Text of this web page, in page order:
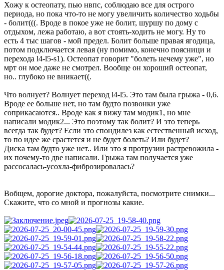
Хожу к остеопату, пью нвпс, соблюдаю все для острого
периода, но пока что-то не могу увеличить количество ходьбы
- болит(((. Вроде в покое уже не болит, шуршу по дому с
отдыхом, лежа работаю, а вот стоять-ходить не могу. Ну то
есть 4 тыс шагов - мой предел. Болит больше правая ягодица,
потом подключается левая (ну помимо, конечно поясници и
перехода l4-l5-s1). Остеопат говорит "болеть нечему уже", но
мрт он мое даже не смотрел. Вообще он хороший остеопат,
но.. глубоко не вникает((.
Что волнует? Волнует переход l4-l5. Это там была грыжа - 0,6.
Вроде ее больше нет, но там будто позвонки уже
соприкасаются.. Вроде как я вижу там модик1, но мне
написали модик2... Это поэтому так болит? И это теперь
всегда так будет? Если это спондилез как естественный исход,
то по идее же срастется и не будет болеть? Или будет?
Диска там будто уже нет.. Или это я протрузии растревожила -
их почему-то две написали. Грыжа там получается уже
рассосалась-усохла-фиброзировалась?
Вобщем, дорогие доктора, пожалуйста, посмотрите снимки...
Скажите, что со мной и прогнозы какие.